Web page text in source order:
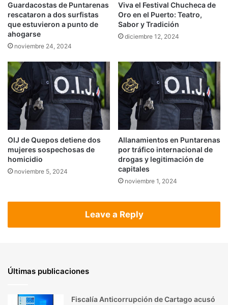
Guardacostas de Puntarenas
rescataron a dos surfistas
que estuvieron a punto de
ahogarse
noviembre 24, 2024
Viva el Festival Chucheca de
Oro en el Puerto: Teatro,
Sabor y Tradición
diciembre 12, 2024
OIJ de Quepos detiene dos
mujeres sospechosas de
homicidio
noviembre 5, 2024
Allanamientos en Puntarenas
por tráfico internacional de
drogas y legitimación de
capitales
noviembre 1, 2024
Leave a Reply
Últimas publicaciones
Fiscalía Anticorrupción de Cartago acusó